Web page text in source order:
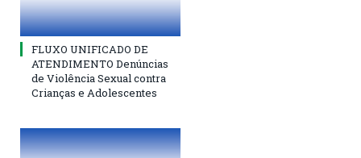
FLUXO UNIFICADO DE
ATENDIMENTO Denúncias
de Violência Sexual contra
Crianças e Adolescentes